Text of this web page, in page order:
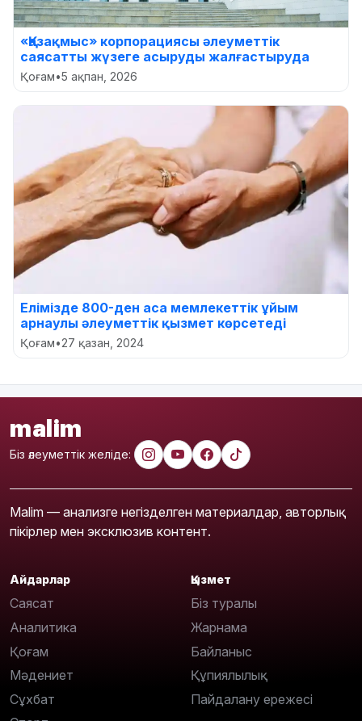
«Қазақмыс» корпорациясы әлеуметтік
саясатты жүзеге асыруды жалғастыруда
Қоғам•5 ақпан, 2026
Елімізде 800-ден аса мемлекеттік ұйым
арнаулы әлеуметтік қызмет көрсетеді
Қоғам•27 қазан, 2024
malim
Біз әлеуметтік желіде:
Malim — анализге негізделген материалдар, авторлық
пікірлер мен эксклюзив контент.
Айдарлар
Саясат
Аналитика
Қоғам
Мәдениет
Сұхбат
Қызмет
Біз туралы
Жарнама
Байланыс
Құпиялылық
Пайдалану ережесі